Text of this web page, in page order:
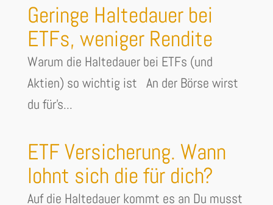
Geringe Haltedauer bei
ETFs, weniger Rendite
Warum die Haltedauer bei ETFs (und
Aktien) so wichtig ist An der Börse wirst
du für's...
ETF Versicherung. Wann
lohnt sich die für dich?
Auf die Haltedauer kommt es an Du musst